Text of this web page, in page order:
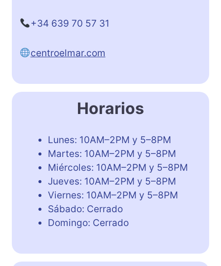
+34 639 70 57 31
centroelmar.com
Horarios
Lunes: 10AM–2PM y 5–8PM
Martes: 10AM–2PM y 5–8PM
Miércoles: 10AM–2PM y 5–8PM
Jueves: 10AM–2PM y 5–8PM
Viernes: 10AM–2PM y 5–8PM
Sábado: Cerrado
Domingo: Cerrado